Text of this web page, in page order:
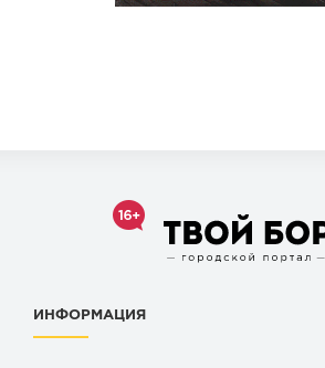
ИНФОРМАЦИЯ